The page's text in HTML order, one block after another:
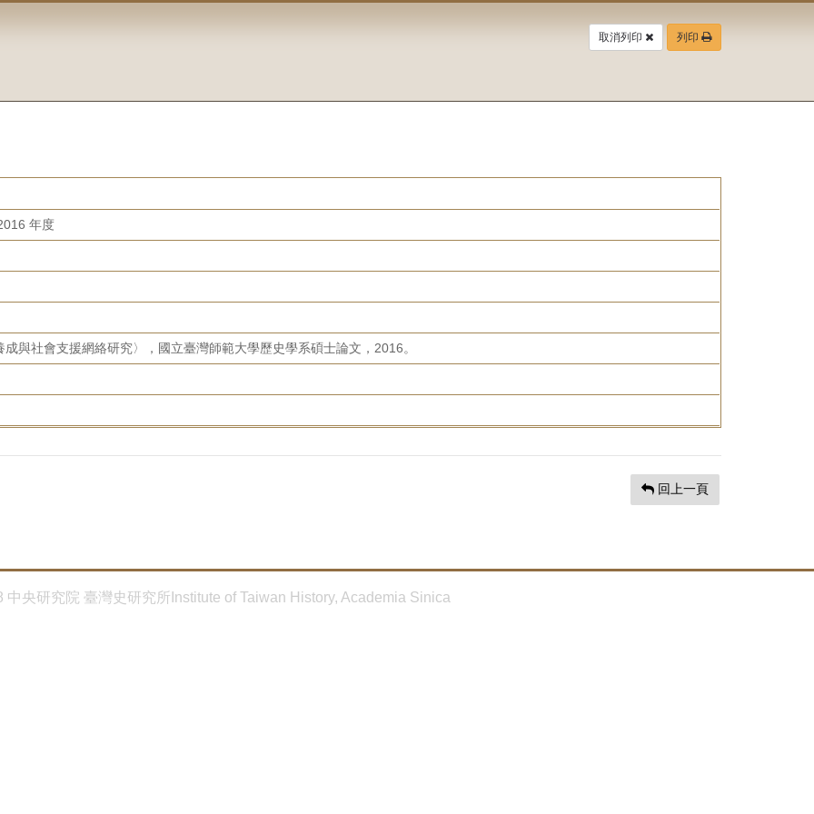
取消列印 列印
年度
成與社會支援網絡研究〉，國立臺灣師範大學歷史學系碩士論文，2016。
回上一頁
中央研究院 臺灣史研究所Institute of Taiwan History, Academia Sinica